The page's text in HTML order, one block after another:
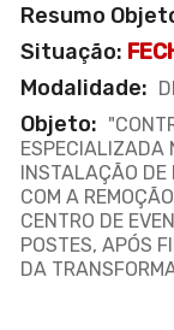
Resumo
Situação:
Modalidade:
Objeto:
ESPECIALIZADA
INSTALAÇÃO DE
COM A
CENTRO DE
POSTES, APÓS
DA